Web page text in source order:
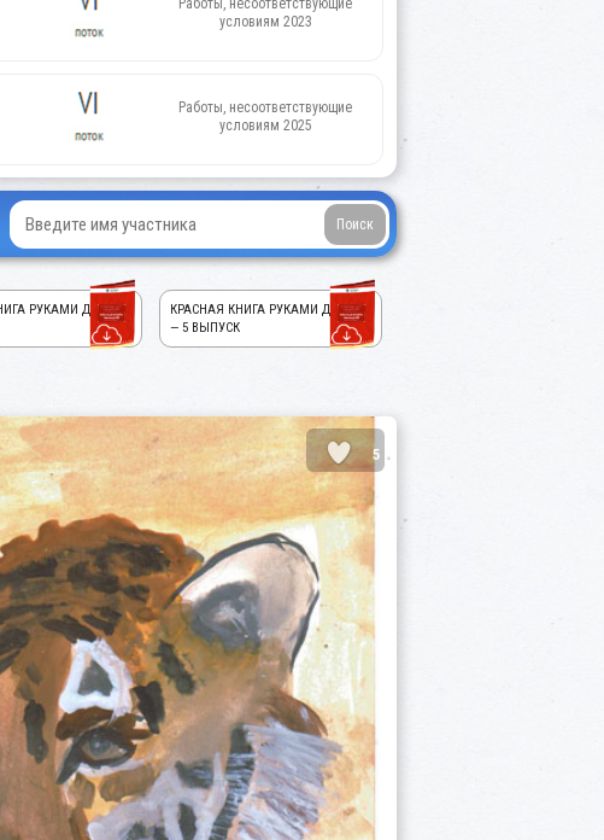
Работы, несоответствующие
условиям 2023
Работы, несоответствующие
условиям 2025
РУКАМИ ДЕТЕЙ!
КРАСНАЯ КНИГА РУКАМИ ДЕТЕЙ!
— 5 ВЫПУСК
5